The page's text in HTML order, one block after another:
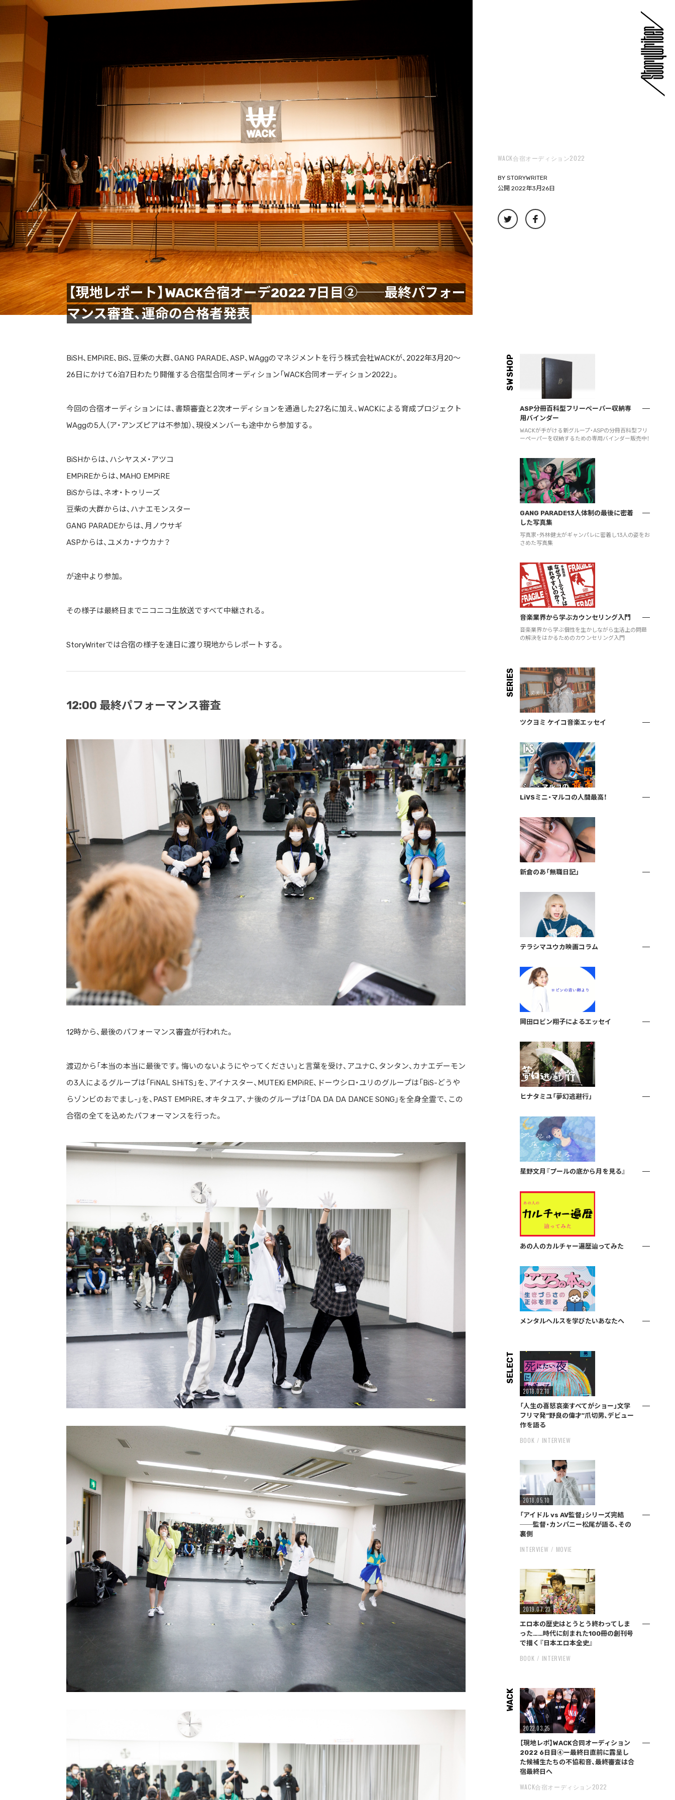
【現地レポート】WACK合宿オーデ2022 7日目②──最終パフォー
マンス審査、運命の合格者発表
WACK合宿オーディション2022
BY STORYWRITER
公開 2022年3月26日
BiSH、EMPiRE、BiS、豆柴の大群、GANG PARADE、ASP、WAggのマネジメントを行う株式会社WACKが、2022年3月20～
26日にかけて6泊7日わたり開催する合宿型合同オーディション「WACK合同オーディション2022」。
今回の合宿オーディションには、書類審査と2次オーディションを通過した27名に加え、WACKによる育成プロジェクト
WAggの5人（ア・アンズピアは不参加）、現役メンバーも途中から参加する。
BiSHからは、ハシヤスメ・アツコ
EMPiREからは、MAHO EMPiRE
BiSからは、ネオ・トゥリーズ
豆柴の大群からは、ハナエモンスター
GANG PARADEからは、月ノウサギ
ASPからは、ユメカ・ナウカナ？
が途中より参加。
その様子は最終日までニコニコ生放送ですべて中継される。
StoryWriterでは合宿の様子を連日に渡り現地からレポートする。
12:00 最終パフォーマンス審査
12時から、最後のパフォーマンス審査が行われた。
渡辺から「本当の本当に最後です。悔いのないようにやってください」と言葉を受け、アユナC、タンタン、カナエデーモン
の3人によるグループは「FiNAL SHiTS」を、アイナスター、MUTEKi EMPiRE、ドーウシロ・ユリのグループは「BiS-どうや
らゾンビのおでまし-」を、PAST EMPiRE、オキタユア、ナ後のグループは「DA DA DA DANCE SONG」を全身全霊で、この
合宿の全てを込めたパフォーマンスを行った。
SW SHOP
ASP分冊百科型フリーペーパー収納専
用バインダー
WACKが手がける新グループ・ASPの分冊百科型フリ
ーペーパーを収納するための専用バインダー販売中！
GANG PARADE13人体制の最後に密着
した写真集
写真家・外林健太がギャンパレに密着し13人の姿をお
さめた写真集
音楽業界から学ぶカウンセリング入門
音楽業界から学ぶ個性を生かしながら生活上の問題
の解決をはかるためのカウンセリング入門
SERIES
ツクヨミ ケイコ音楽エッセイ
LiVSミニ・マルコの人間最高！
新倉のあ「無職日記」
テラシマユウカ映画コラム
岡田ロビン翔子によるエッセイ
ヒナタミユ「夢幻逃避行」
星野文月『プールの底から月を見る』
あの人のカルチャー遍歴辿ってみた
メンタルヘルスを学びたいあなたへ
SELECT
2018.02.10
「人生の喜怒哀楽すべてがショー」文学
フリマ発“野良の偉才”爪切男、デビュー
作を語る
BOOK INTERVIEW
2018.05.10
「アイドル vs AV監督」シリーズ完結
──監督・カンパニー松尾が語る、その
裏側
INTERVIEW MOVIE
2019.07.23
エロ本の歴史はとうとう終わってしま
った……時代に刻まれた100冊の創刊号
で描く『日本エロ本全史』
BOOK INTERVIEW
WACK
2022.03.25
【現地レポ】WACK合同オーディション
2022 6日目④ー最終日直前に露呈し
た候補生たちの不協和音、最終審査は合
宿最終日へ
WACK合宿オーディション2022